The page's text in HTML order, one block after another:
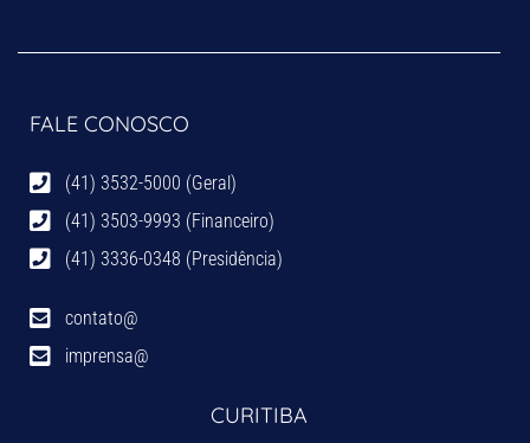
FALE CONOSCO
(41) 3532-5000 (Geral)
(41) 3503-9993 (Financeiro)
(41) 3336-0348 (Presidência)
contato@
imprensa@
CURITIBA